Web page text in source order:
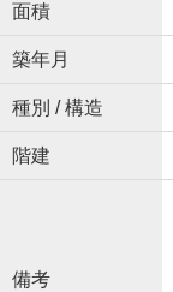
面積
築年月
種別 / 構造
階建
備考